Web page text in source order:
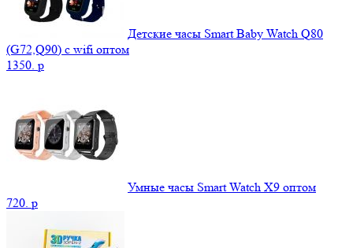
Детские часы Smart Baby Watch Q80
(G72,Q90) с wifi оптом
1350. p
Умные часы Smart Watch X9 оптом
720. p